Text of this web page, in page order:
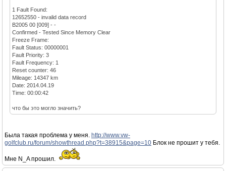
1 Fault Found:
12652550 - invalid data record
B2005 00 [009] - -
Confirmed - Tested Since Memory Clear
Freeze Frame:
Fault Status: 00000001
Fault Priority: 3
Fault Frequency: 1
Reset counter: 46
Mileage: 14347 km
Date: 2014.04.19
Time: 00:00:42
что бы это могло значить?
Была такая проблема у меня. http://www.vw-
golfclub.ru/forum/showthread.php?t=38915&page=10 Блок не прошит у тебя.
Мне N_A прошил.